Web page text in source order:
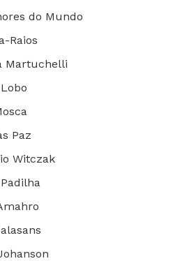
do Mundo
Raios
Martuchelli
Paz
Witczak